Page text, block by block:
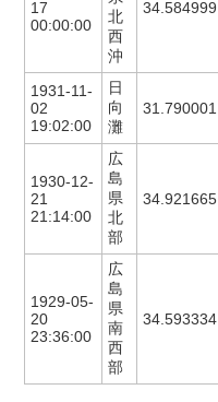
17
00:00:00
北
西
沖
34.584999
1931-11-
02
19:02:00
日
向
灘
31.790001
1930-12-
21
21:14:00
広
島
県
北
部
34.921665
1929-05-
20
23:36:00
広
島
県
南
西
部
34.593334